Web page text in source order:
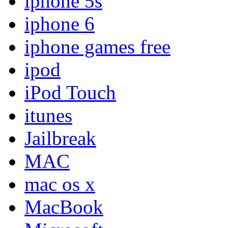
iphone 6
iphone games free
ipod
iPod Touch
itunes
Jailbreak
MAC
mac os x
MacBook